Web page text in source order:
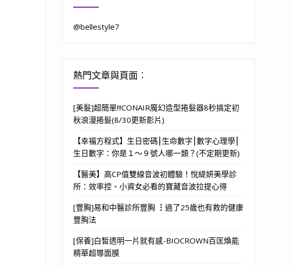
@bellestyle7
熱門文章與頁面︰
[美髮]超簡單!!!CONAIR魔幻造型捲髮器8秒搞定初
秋浪漫捲髮(8/30更新影片)
【幸福方程式】生日密碼⎮生命數字⎮數字心理學⎮
生日數字：你是１～９號人哪一類？(不定期更新)
【醫美】高CP值雙線音波初體驗！悅緹妍美學診
所：效率控、小資女必看的寶藏音波拉提心得
[豐胸]易和中醫診所豐胸 ┇過了25歲也有救的健康
豐胸法
[保養]白皙透明一片就有感-BIOCROWN百匡煥能
精華超導面膜